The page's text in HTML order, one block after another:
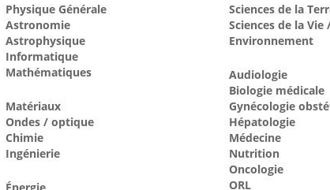
Physique Générale
Astronomie
Astrophysique
Informatique
Mathématiques
Matériaux
Ondes / optique
Chimie
Ingénierie
Sciences de la
Sciences de la Vie
Environnement
Audiologie
Biologie médicale
Gynécologie
Hépatologie
Médecine
Nutrition
Oncologie
ORL